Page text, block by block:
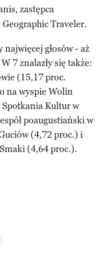
zastępca
Traveler.​
głosów - aż
7 znalazły się także:
(15,17 proc.
na wyspie Wolin
Spotkania Kultur w
poaugustiański w
(4,72 proc.) i
(4,64 proc.).